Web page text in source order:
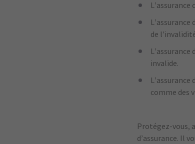
de
invalide.
comme des
Protégez-vous,
d’assurance. Il